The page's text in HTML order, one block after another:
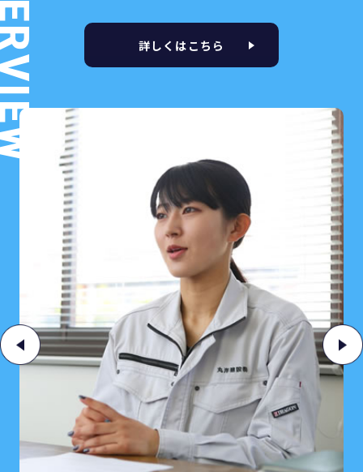
詳しくはこちら